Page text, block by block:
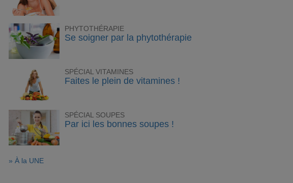
PHYTOTHÉRAPIE
Se soigner par la phytothérapie
SPÉCIAL VITAMINES
Faites le plein de vitamines !
SPÉCIAL SOUPES
Par ici les bonnes soupes !
» À la UNE